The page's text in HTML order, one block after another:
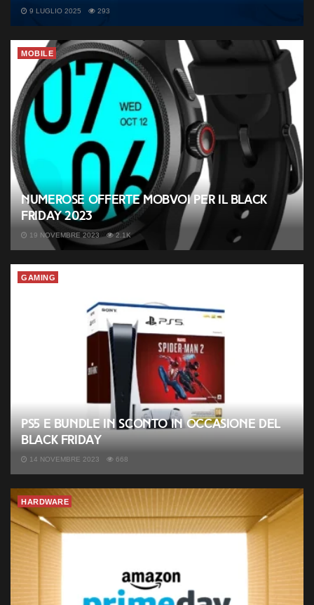
9 LUGLIO 2025 293
MOBILE
Numerose offerte Mobvoi per il Black
Friday 2023
19 NOVEMBRE 2023 2.1K
GAMING
PS5 e bundle in sconto in occasione del
Black Friday
14 NOVEMBRE 2023 668
HARDWARE